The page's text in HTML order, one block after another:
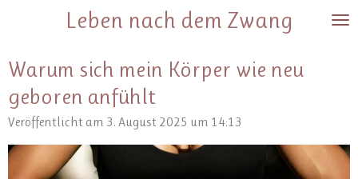
Leben nach dem Zwang
Warum sich mein Körper wie neu
geboren anfühlt
Veröffentlicht am 3. August 2025 um 14:13